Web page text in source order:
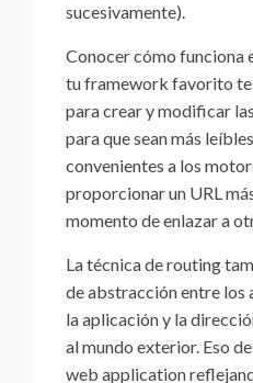
sucesivamente).
Conocer cómo funciona
tu framework favorito te
para crear y modificar
para que sean más
convenientes a los
proporcionar un URL
momento de enlazar a
La técnica de routing
de abstracción entre los
la aplicación y la
al mundo exterior. Eso
web application